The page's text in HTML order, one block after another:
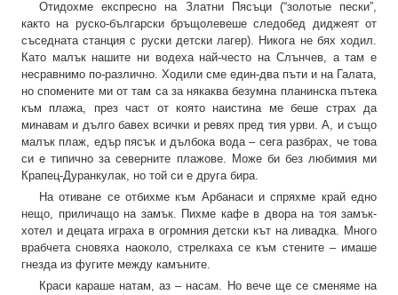
Отидохме експресно на Златни Пясъци (“золотые пески”,
както на руско-български бръщолевеше следобед диджеят от
съседната станция с руски детски лагер). Никога не бях ходил.
Като малък нашите ни водеха най-често на Слънчев, а там е
несравнимо по-различно. Ходили сме един-два пъти и на Галата,
но спомените ми от там са за някаква безумна планинска пътека
към плажа, през част от която наистина ме беше страх да
минавам и дълго бавех всички и ревях пред тия урви. А, и също
малък плаж, едър пясък и дълбока вода – сега разбрах, че това
си е типично за северните плажове. Може би без любимия ми
Крапец-Дуранкулак, но той си е друга бира.
На отиване се отбихме към Арбанаси и спряхме край едно
нещо, приличащо на замък. Пихме кафе в двора на тоя замък-
хотел и децата играха в огромния детски кът на ливадка. Много
врабчета сновяха наоколо, стрелкаха се към стените – имаше
гнезда из фугите между камъните.
Краси караше натам, аз – насам. Но вече ще се сменяме на